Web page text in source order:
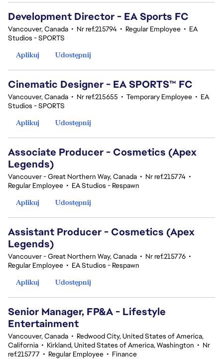
Development Director - EA Sports FC
Vancouver, Canada • Nr ref.215794 • Regular Employee • EA
Studios - SPORTS
Aplikuj
Udostępnij
Cinematic Designer - EA SPORTS™ FC
Vancouver, Canada • Nr ref.215655 • Temporary Employee • EA
Studios - SPORTS
Aplikuj
Udostępnij
Associate Producer - Cosmetics (Apex
Legends)
Vancouver - Great Northern Way, Canada • Nr ref.215774 •
Regular Employee • EA Studios - Respawn
Aplikuj
Udostępnij
Assistant Producer - Cosmetics (Apex
Legends)
Vancouver - Great Northern Way, Canada • Nr ref.215776 •
Regular Employee • EA Studios - Respawn
Aplikuj
Udostępnij
Senior Manager, FP&A - Lifestyle
Entertainment
Vancouver, Canada • Redwood City, United States of America,
California • Kirkland, United States of America, Washington • Nr
ref.215777 • Regular Employee • Finance